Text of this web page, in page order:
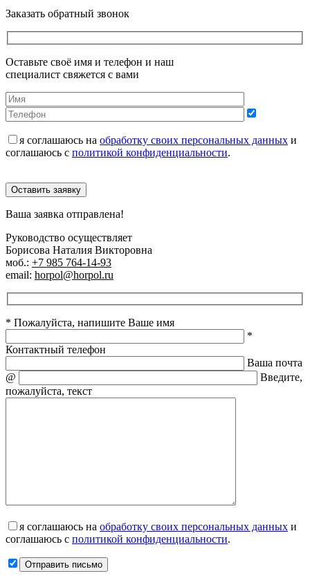
Заказать обратный звонок
Оставьте своё имя и телефон и наш
специалист свяжется с вами
я соглашаюсь на обработку своих персональных данных и
соглашаюсь с политикой конфиденциальности.
Оставить заявку
Ваша заявка отправлена!
Руководство осуществляет
Борисова Наталия Викторовна
моб.: +7 985 764-14-93
email: horpol@horpol.ru
* Пожалуйста, напишите Ваше имя
*
Контактный телефон
Ваша почта
@
Введите,
пожалуйста, текст
я соглашаюсь на обработку своих персональных данных и
соглашаюсь с политикой конфиденциальности.